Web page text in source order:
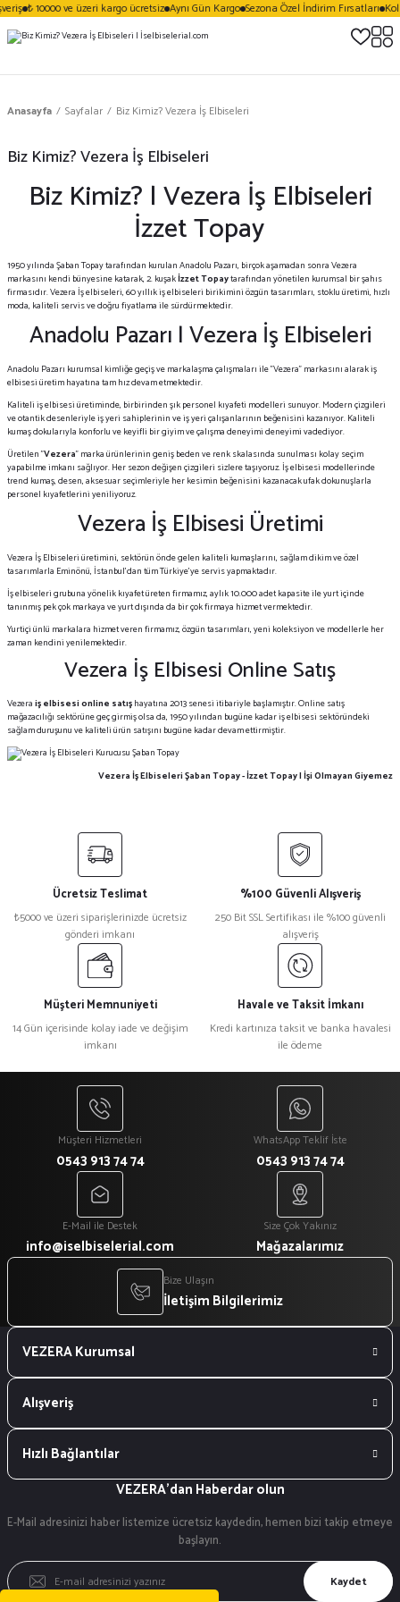
₺ 10000 ve üzeri kargo ücretsiz Aynı Gün Kargo Sezona Özel İndirim Fırsatları
Anasayfa Sayfalar Biz Kimiz? Vezera İş Elbiseleri
Biz Kimiz? Vezera İş Elbiseleri
Biz Kimiz? | Vezera İş Elbiseleri
İzzet Topay
1950 yılında Şaban Topay tarafından kurulan Anadolu Pazarı, birçok aşamadan sonra Vezera
markasını kendi bünyesine katarak, 2. kuşakİzzet Topaytarafından yönetilen kurumsal bir şahıs
firmasıdır. Vezera İş elbiseleri, 60 yıllık iş elbiseleri birikimini özgün tasarımları, stoklu üretimi, hızlı
moda, kaliteli servis ve doğru fiyatlama ile sürdürmektedir.
Anadolu Pazarı | Vezera İş Elbiseleri
Anadolu Pazarı kurumsal kimliğe geçiş ve markalaşma çalışmaları ile "Vezera" markasını alarak iş
elbisesi üretim hayatına tam hız devam etmektedir.
Kaliteli iş elbisesi üretiminde, birbirinden şık personel kıyafeti modelleri sunuyor. Modern çizgileri
ve otantik desenleriyle iş yeri sahiplerinin ve iş yeri çalışanlarının beğenisini kazanıyor. Kaliteli
kumaş dokularıyla konforlu ve keyifli bir giyim ve çalışma deneyimi deneyimi vadediyor.
Üretilen "Vezera" marka ürünlerinin geniş beden ve renk skalasında sunulması kolay seçim
yapabilme imkanı sağlıyor. Her sezon değişen çizgileri sizlere taşıyoruz. İş elbisesi modellerinde
trend kumaş, desen, aksesuar seçimleriyle her kesimin beğenisini kazanacak ufak dokunuşlarla
personel kıyafetlerini yeniliyoruz.
Vezera İş Elbisesi Üretimi
Vezera İş Elbiseleri üretimini, sektörün önde gelen kaliteli kumaşlarını, sağlam dikim ve özel
tasarımlarla Eminönü, İstanbul'dan tüm Türkiye'ye servis yapmaktadır.
İş elbiseleri grubuna yönelik kıyafet üreten firmamız, aylık 10.000 adet kapasite ile yurt içinde
tanınmış pek çok markaya ve yurt dışında da bir çok firmaya hizmet vermektedir.
Yurtiçi ünlü markalara hizmet veren firmamız, özgün tasarımları, yeni koleksiyon ve modellerle her
zaman kendini yenilemektedir.
Vezera İş Elbisesi Online Satış
Vezeraiş elbisesi online satışhayatına 2013 senesi itibariyle başlamıştır. Online satış
mağazacılığı sektörüne geç girmiş olsa da, 1950 yılından bugüne kadar iş elbisesi sektöründeki
sağlam duruşunu ve kaliteli ürün satışını bugüne kadar devam ettirmiştir.
Vezera İş Elbiseleri Şaban Topay - İzzet Topay | İşi Olmayan Giyemez
Ücretsiz Teslimat
₺5000 ve üzeri siparişlerinizde ücretsiz
gönderi imkanı
%100 Güvenli Alışveriş
250 Bit SSL Sertifikası ile %100 güvenli
alışveriş
Müşteri Memnuniyeti
14 Gün içerisinde kolay iade ve değişim
imkanı
Havale ve Taksit İmkanı
Kredi kartınıza taksit ve banka havalesi
ile ödeme
Müşteri Hizmetleri
0543 913 74 74
WhatsApp Teklif İste
0543 913 74 74
E-Mail ile Destek
info@iselbiselerial.com
Size Çok Yakınız
Mağazalarımız
Bize Ulaşın
İletişim Bilgilerimiz
VEZERA Kurumsal
Alışveriş
Hızlı Bağlantılar
VEZERA'dan Haberdar olun
E-Mail adresinizi haber listemize ücretsiz kaydedin, hemen bizi takip etmeye
başlayın.
Kaydet